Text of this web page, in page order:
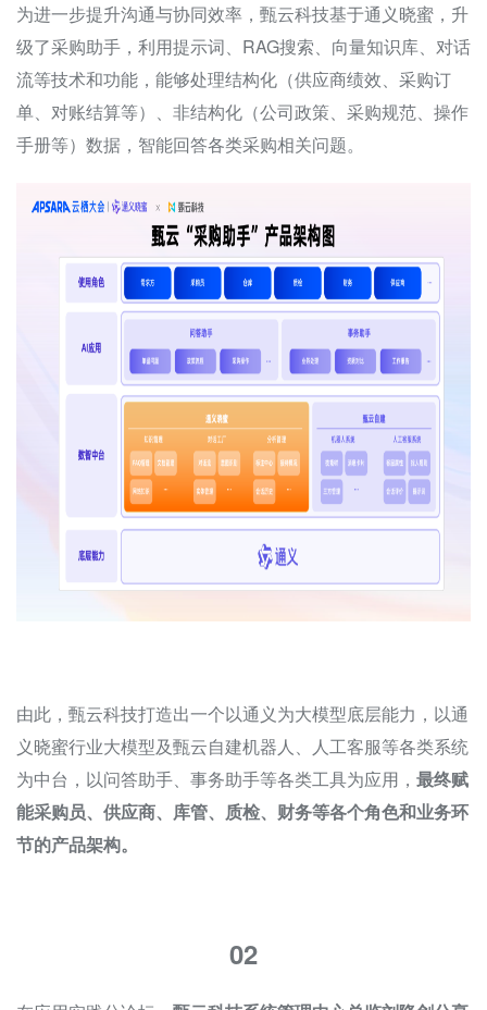
为进一步提升沟通与协同效率，甄云科技基于通义晓蜜，升
级了采购助手，利用提示词、 RAG搜索、向量知识库、对话
流等技术和功能，能够处理结构化（供应商绩效、采购订
单、对账结算等）、非结构化（公司政策、采购规范、操作
手册等）数据，智能回答各类采购相关问题。
由此，甄云科技打造出一个以通义为大模型底层能力，以通
义晓蜜行业大模型及甄云自建机器人、人工客服等各类系统
为中台，以问答助手、事务助手等各类工具为应用， 最终赋
能采购员、供应商、库管、质检、财务等各个角色和业务环
节的产品架构。
02